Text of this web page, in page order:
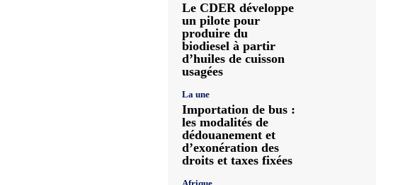
Le CDER développe
un pilote pour
produire du
biodiesel à partir
d’huiles de cuisson
usagées
La une
Importation de bus :
les modalités de
dédouanement et
d’exonération des
droits et taxes fixées